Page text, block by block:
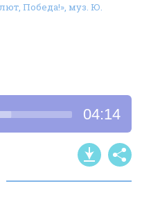
Победа!», муз. Ю.
04:14